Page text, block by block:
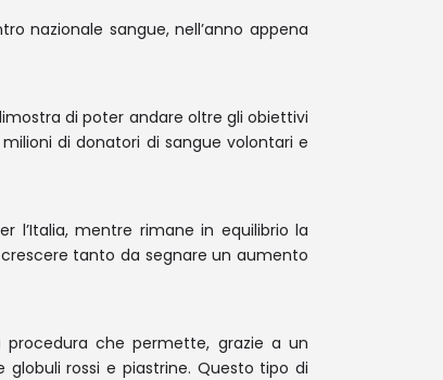
nazionale sangue, nell’anno appena
di poter andare oltre gli obiettivi
di donatori di sangue volontari e
l’Italia, mentre rimane in equilibrio la
tanto da segnare un aumento
procedura che permette, grazie a un
rossi e piastrine. Questo tipo di